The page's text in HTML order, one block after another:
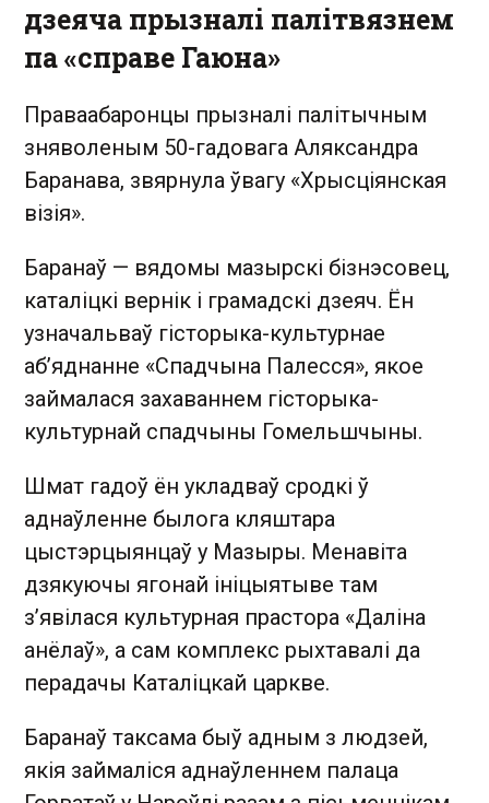
дзеяча прызналі палітвязнем
па «справе Гаюна»
Праваабаронцы прызналі палітычным
зняволеным 50-гадовага Аляксандра
Баранава, звярнула ўвагу «Хрысціянская
візія».
Баранаў — вядомы мазырскі бізнэсовец,
каталіцкі вернік і грамадскі дзеяч. Ён
узначальваў гісторыка-культурнае
аб’яднанне «Спадчына Палесся», якое
займалася захаваннем гісторыка-
культурнай спадчыны Гомельшчыны.
Шмат гадоў ён укладваў сродкі ў
аднаўленне былога кляштара
цыстэрцыянцаў у Мазыры. Менавіта
дзякуючы ягонай ініцыятыве там
з’явілася культурная прастора «Даліна
анёлаў», а сам комплекс рыхтавалі да
перадачы Каталіцкай царкве.
Баранаў таксама быў адным з людзей,
якія займаліся аднаўленнем палаца